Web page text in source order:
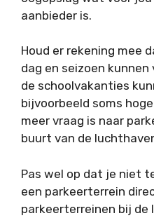
aanbieder is.
Houd er rekening mee
dag en seizoen kunnen
de schoolvakanties
bijvoorbeeld soms
meer vraag is naar
buurt van de
Pas wel op dat je niet
een parkeerterrein
parkeerterreinen bij de